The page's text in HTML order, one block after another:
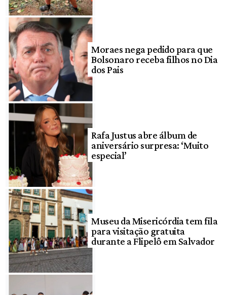
Moraes nega pedido para que
Bolsonaro receba filhos no Dia
dos Pais
Rafa Justus abre álbum de
aniversário surpresa: ‘Muito
especial’
Museu da Misericórdia tem fila
para visitação gratuita
durante a Flipelô em Salvador